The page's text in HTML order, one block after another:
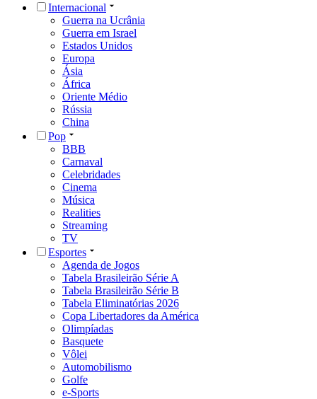
Internacional
Guerra na Ucrânia
Guerra em Israel
Estados Unidos
Europa
Ásia
África
Oriente Médio
Rússia
China
Pop
BBB
Carnaval
Celebridades
Cinema
Música
Realities
Streaming
TV
Esportes
Agenda de Jogos
Tabela Brasileirão Série A
Tabela Brasileirão Série B
Tabela Eliminatórias 2026
Copa Libertadores da América
Olimpíadas
Basquete
Vôlei
Automobilismo
Golfe
e-Sports